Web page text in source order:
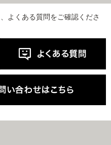
よくある質問をご確認くださ